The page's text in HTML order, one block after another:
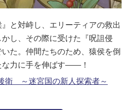
と対峙し、エリーティアの救出
し、その際に受けた『呪詛侵
た。仲間たちのため、猿侯を倒
な力に手を伸ばす――！
衛 ～迷宮国の新人探索者～